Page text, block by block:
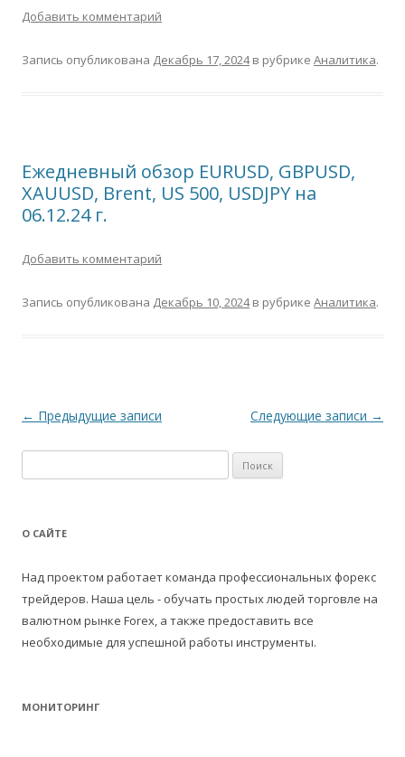
Добавить комментарий
Запись опубликована Декабрь 17, 2024в рубрике Аналитика.
Ежедневный обзор EURUSD, GBPUSD,
XAUUSD, Brent, US 500, USDJPY на
06.12.24 г.
Добавить комментарий
Запись опубликована Декабрь 10, 2024в рубрике Аналитика.
Навигация
← Предыдущие записи Следующие записи →
а
т
:
О САЙТЕ
Над проектом работает команда профессиональных форекс
трейдеров. Наша цель - обучать простых людей торговле на
валютном рынке Forex, а также предоставить все
необходимые для успешной работы инструменты.
МОНИТОРИНГ